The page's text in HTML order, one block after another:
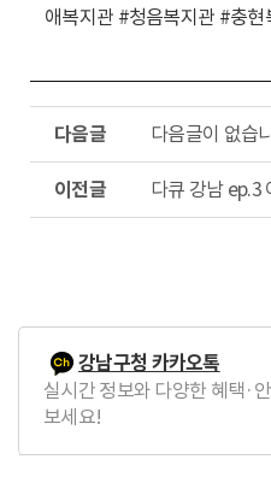
애복지관 #청음복지관 #충
글
다음글이 없습
글
다큐 강남 ep.3
강남구청 카카오톡
실시간 정보와 다양한 혜택·
보세요!